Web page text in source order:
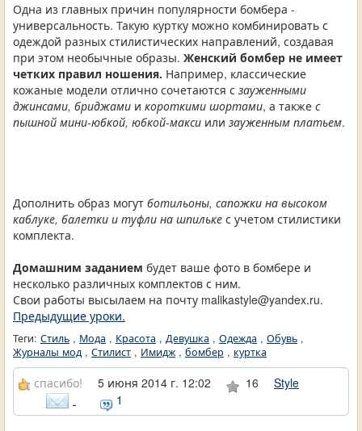
Одна из главных причин популярности бомбера -
универсальность. Такую куртку можно комбинировать с
одеждой разных стилистических направлений, создавая
при этом необычные образы. Женский бомбер не имеет
четких правил ношения. Например, классические
кожаные модели отлично сочетаются с зауженными
джинсами, бриджами и короткими шортами, а также с
пышной мини-юбкой, юбкой-макси или зауженным платьем.
Дополнить образ могут ботильоны, сапожки на высоком
каблуке, балетки и туфли на шпильке с учетом стилистики
комплекта.
Домашним заданием будет ваше фото в бомбере и
несколько различных комплектов с ним.
Свои работы высылаем на почту malikastyle@yandex.ru.
Предыдущие уроки.
Теги: Стиль , Мода , Красота , Девушка , Одежда , Обувь ,
Журналы мод , Стилист , Имидж, бомбер , куртка
спасибо! 5 июня 2014 г. 12:02 16
Style
1